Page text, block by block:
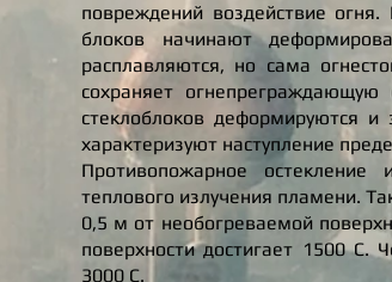
повреждений воздействие
блоков начинают
расплавляются, но сама
сохраняет
стеклоблоков деформируются
характеризуют наступление
Противопожарное остекление
теплового излучения пламени.
0,5 м от необогреваемой
поверхности достигает 1500 С.
3000 С.